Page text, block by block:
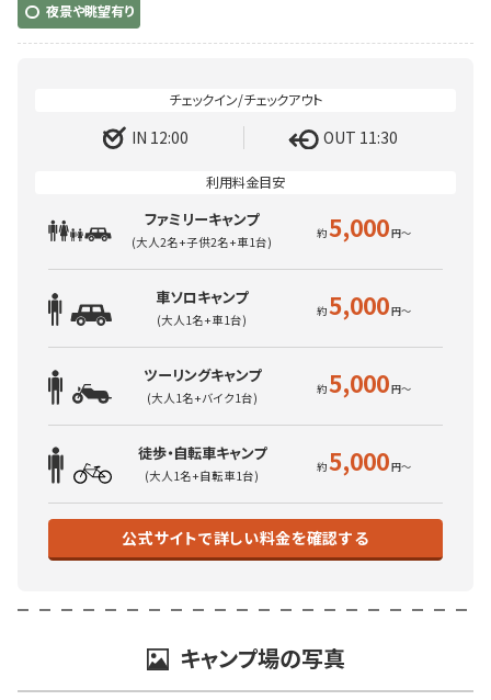
夜景や眺望有り
IN 12:00 OUT 11:30
ファミリーキャンプ
(大人2名+子供2名+車1台) 5,000
車ソロキャンプ
(大人1名+車1台) 5,000
ツーリングキャンプ
(大人1名+バイク1台) 5,000
徒歩・自転車キャンプ
(大人1名+自転車1台) 5,000
公式サイトで詳しい料金を確認する
キャンプ場の写真